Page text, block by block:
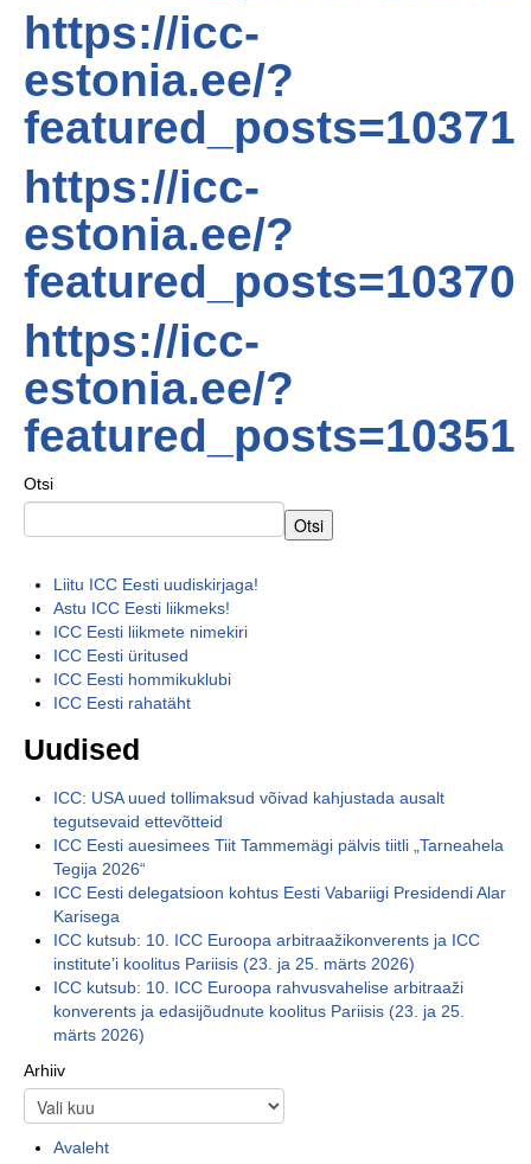
https://icc-
estonia.ee/?
featured_posts=10371
https://icc-
estonia.ee/?
featured_posts=10370
https://icc-
estonia.ee/?
featured_posts=10351
Otsi
Otsi
Liitu ICC Eesti uudiskirjaga!
Astu ICC Eesti liikmeks!
ICC Eesti liikmete nimekiri
ICC Eesti üritused
ICC Eesti hommikuklubi
ICC Eesti rahatäht
Uudised
ICC: USA uued tollimaksud võivad kahjustada ausalt
tegutsevaid ettevõtteid
ICC Eesti auesimees Tiit Tammemägi pälvis tiitli „Tarneahela
Tegija 2026“
ICC Eesti delegatsioon kohtus Eesti Vabariigi Presidendi Alar
Karisega
ICC kutsub: 10. ICC Euroopa arbitraažikonverents ja ICC
institute’i koolitus Pariisis (23. ja 25. märts 2026)
ICC kutsub: 10. ICC Euroopa rahvusvahelise arbitraaži
konverents ja edasijõudnute koolitus Pariisis (23. ja 25.
märts 2026)
Arhiiv
Avaleht